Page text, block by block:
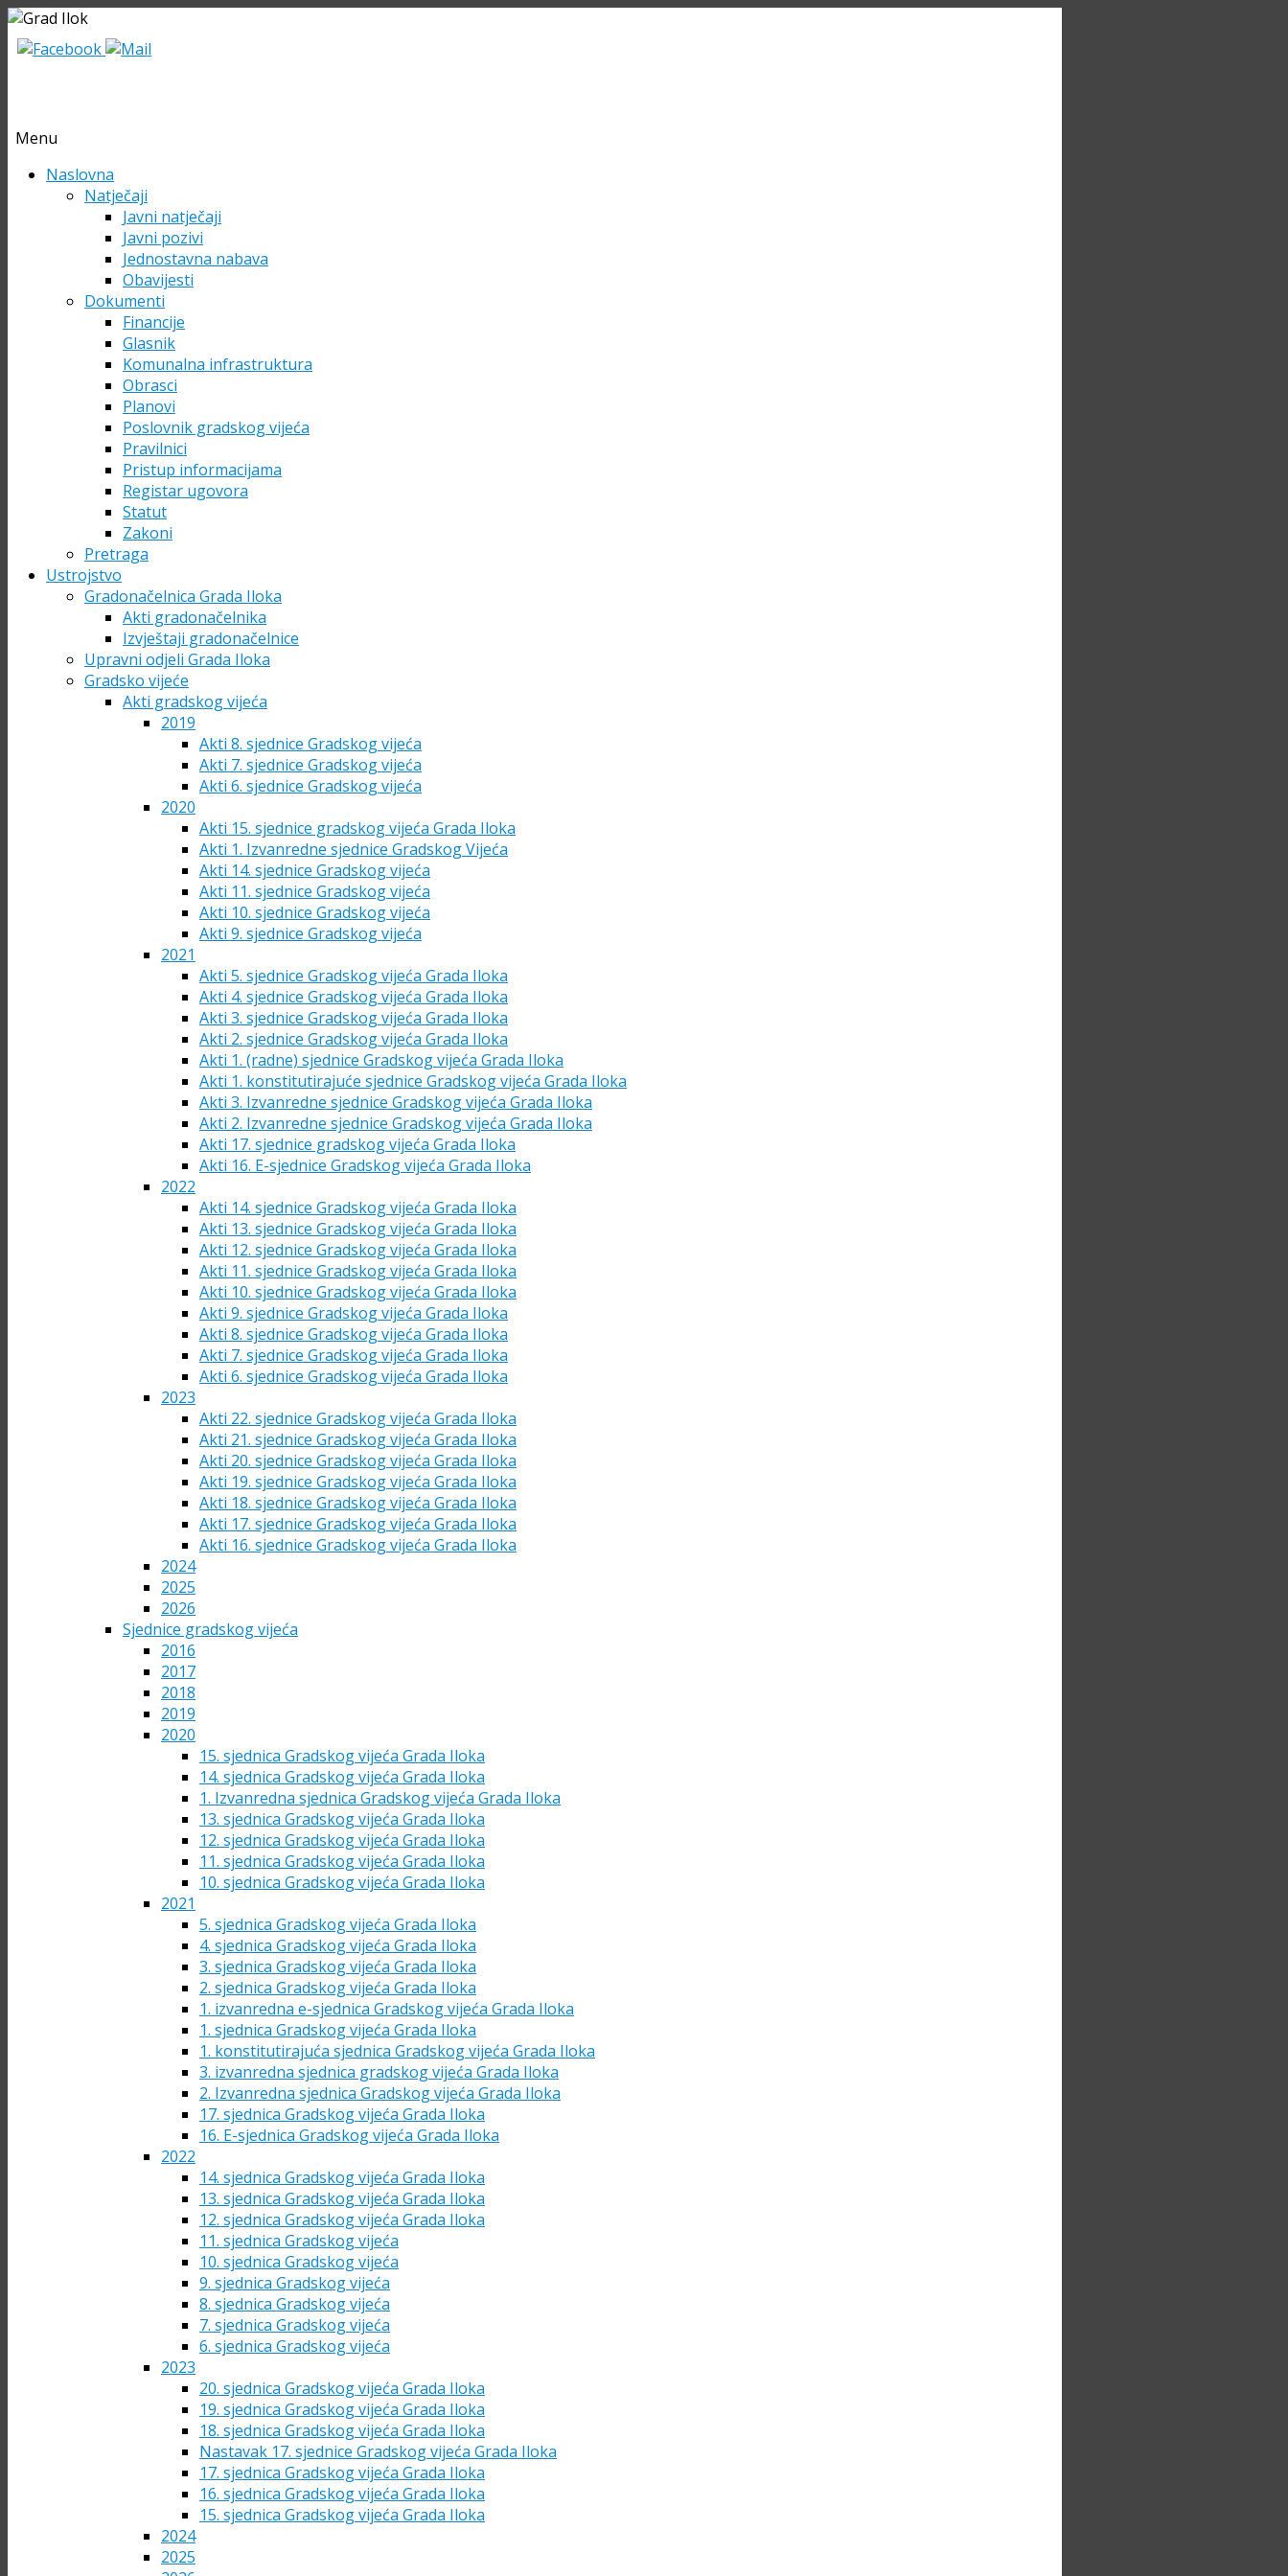
Menu
Skip Naslovna
Natječaji
Javni natječaji
Javni pozivi
Jednostavna nabava
Obavijesti
Dokumenti
Financije
Glasnik
Komunalna infrastruktura
Obrasci
Planovi
Poslovnik gradskog vijeća
Pravilnici
Pristup informacijama
Registar ugovora
Statut
Zakoni
Pretraga
Ustrojstvo
Gradonačelnica Grada Iloka
Akti gradonačelnika
Izvještaji gradonačelnice
Upravni odjeli Grada Iloka
Gradsko vijeće
Akti gradskog vijeća
2019
Akti 8. sjednice Gradskog vijeća
Akti 7. sjednice Gradskog vijeća
Akti 6. sjednice Gradskog vijeća
2020
Akti 15. sjednice gradskog vijeća Grada Iloka
Akti 1. Izvanredne sjednice Gradskog Vijeća
Akti 14. sjednice Gradskog vijeća
Akti 11. sjednice Gradskog vijeća
Akti 10. sjednice Gradskog vijeća
Akti 9. sjednice Gradskog vijeća
2021
Akti 5. sjednice Gradskog vijeća Grada Iloka
Akti 4. sjednice Gradskog vijeća Grada Iloka
Akti 3. sjednice Gradskog vijeća Grada Iloka
Akti 2. sjednice Gradskog vijeća Grada Iloka
Akti 1. (radne) sjednice Gradskog vijeća Grada Iloka
Akti 1. konstitutirajuće sjednice Gradskog vijeća Grada Iloka
Akti 3. Izvanredne sjednice Gradskog vijeća Grada Iloka
Akti 2. Izvanredne sjednice Gradskog vijeća Grada Iloka
Akti 17. sjednice gradskog vijeća Grada Iloka
Akti 16. E-sjednice Gradskog vijeća Grada Iloka
2022
Akti 14. sjednice Gradskog vijeća Grada Iloka
Akti 13. sjednice Gradskog vijeća Grada Iloka
Akti 12. sjednice Gradskog vijeća Grada Iloka
Akti 11. sjednice Gradskog vijeća Grada Iloka
Akti 10. sjednice Gradskog vijeća Grada Iloka
Akti 9. sjednice Gradskog vijeća Grada Iloka
Akti 8. sjednice Gradskog vijeća Grada Iloka
Akti 7. sjednice Gradskog vijeća Grada Iloka
Akti 6. sjednice Gradskog vijeća Grada Iloka
2023
Akti 22. sjednice Gradskog vijeća Grada Iloka
Akti 21. sjednice Gradskog vijeća Grada Iloka
Akti 20. sjednice Gradskog vijeća Grada Iloka
Akti 19. sjednice Gradskog vijeća Grada Iloka
Akti 18. sjednice Gradskog vijeća Grada Iloka
Akti 17. sjednice Gradskog vijeća Grada Iloka
Akti 16. sjednice Gradskog vijeća Grada Iloka
2024
2025
2026
Sjednice gradskog vijeća
2016
2017
2018
2019
2020
15. sjednica Gradskog vijeća Grada Iloka
14. sjednica Gradskog vijeća Grada Iloka
1. Izvanredna sjednica Gradskog vijeća Grada Iloka
13. sjednica Gradskog vijeća Grada Iloka
12. sjednica Gradskog vijeća Grada Iloka
11. sjednica Gradskog vijeća Grada Iloka
10. sjednica Gradskog vijeća Grada Iloka
2021
5. sjednica Gradskog vijeća Grada Iloka
4. sjednica Gradskog vijeća Grada Iloka
3. sjednica Gradskog vijeća Grada Iloka
2. sjednica Gradskog vijeća Grada Iloka
1. izvanredna e-sjednica Gradskog vijeća Grada Iloka
1. sjednica Gradskog vijeća Grada Iloka
1. konstitutirajuća sjednica Gradskog vijeća Grada Iloka
3. izvanredna sjednica gradskog vijeća Grada Iloka
2. Izvanredna sjednica Gradskog vijeća Grada Iloka
17. sjednica Gradskog vijeća Grada Iloka
16. E-sjednica Gradskog vijeća Grada Iloka
2022
14. sjednica Gradskog vijeća Grada Iloka
13. sjednica Gradskog vijeća Grada Iloka
12. sjednica Gradskog vijeća Grada Iloka
11. sjednica Gradskog vijeća
10. sjednica Gradskog vijeća
9. sjednica Gradskog vijeća
8. sjednica Gradskog vijeća
7. sjednica Gradskog vijeća
6. sjednica Gradskog vijeća
2023
20. sjednica Gradskog vijeća Grada Iloka
19. sjednica Gradskog vijeća Grada Iloka
18. sjednica Gradskog vijeća Grada Iloka
Nastavak 17. sjednice Gradskog vijeća Grada Iloka
17. sjednica Gradskog vijeća Grada Iloka
16. sjednica Gradskog vijeća Grada Iloka
15. sjednica Gradskog vijeća Grada Iloka
2024
2025